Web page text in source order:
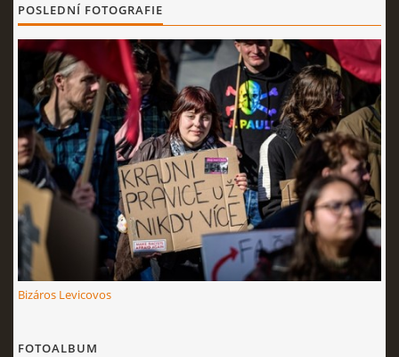
POSLEDNÍ FOTOGRAFIE
Bizáros Levicovos
FOTOALBUM